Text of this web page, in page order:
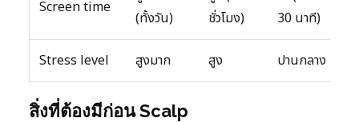
Screen time
(ทั้งวัน)
ชั่วโมง)
30 นาที)
Stress level สูงมาก สูง ปานกลาง
สิ่งที่ต้องมีก่อน Scalp